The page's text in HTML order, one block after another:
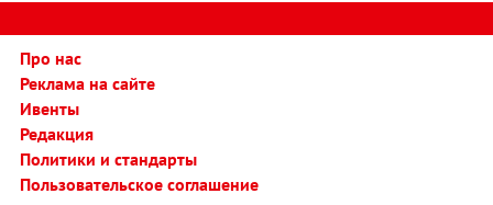
Про нас
Реклама на сайте
Ивенты
Редакция
Политики и стандарты
Пользовательское соглашение